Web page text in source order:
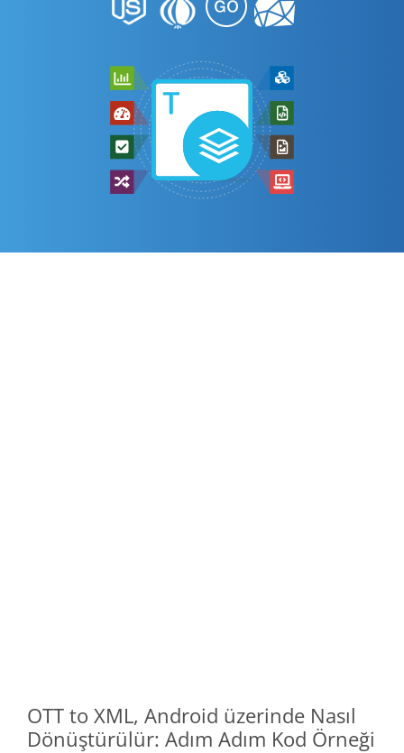
OTT to XML, Android üzerinde Nasıl
Dönüştürülür: Adım Adım Kod Örneği